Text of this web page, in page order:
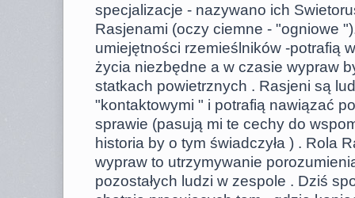
specjalizacje - nazywano ich
Rasjenami (oczy ciemne - "ogniowe
umiejętności rzemieślników -potrafią
życia niezbędne a w czasie wypraw
statkach powietrznych . Rasjeni są
"kontaktowymi " i potrafią nawiązać
sprawie (pasują mi te cechy do
historia by o tym świadczyła ) . Rola
wypraw to utrzymywanie
pozostałych ludzi w zespole . Dziś